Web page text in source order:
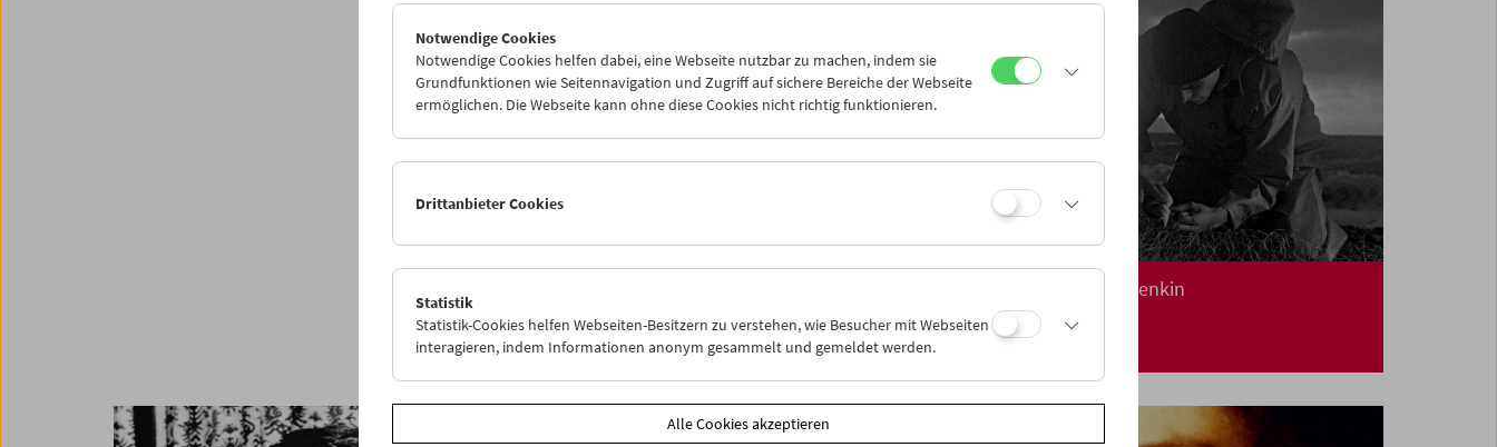
Kinoreal: Mark Jenkin
Notwendige Cookies
Notwendige Cookies helfen dabei, eine Webseite nutzbar zu machen, indem sie
Grundfunktionen wie Seitennavigation und Zugriff auf sichere Bereiche der Webseite
ermöglichen. Die Webseite kann ohne diese Cookies nicht richtig funktionieren.
Drittanbieter Cookies
Statistik
Statistik-Cookies helfen Webseiten-Besitzern zu verstehen, wie Besucher mit Webseiten
interagieren, indem Informationen anonym gesammelt und gemeldet werden.
Alle Cookies akzeptieren